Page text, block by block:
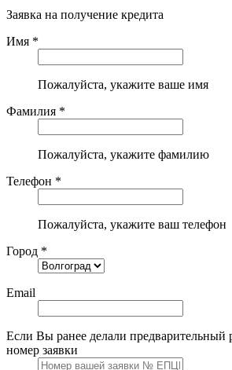
Заявка на получение кредита
Имя *
Пожалуйста, укажите ваше имя
Фамилия *
Пожалуйста, укажите фамилию
Телефон *
Пожалуйста, укажите ваш телефон
Город *
Email
Если Вы ранее делали предварительный
номер заявки